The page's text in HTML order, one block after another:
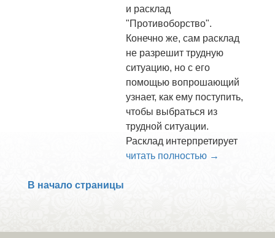
и расклад
"Противоборство".
Конечно же, сам расклад
не разрешит трудную
ситуацию, но с его
помощью вопрошающий
узнает, как ему поступить,
чтобы выбраться из
трудной ситуации.
Расклад интерпретирует
читать полностью →
В начало страницы